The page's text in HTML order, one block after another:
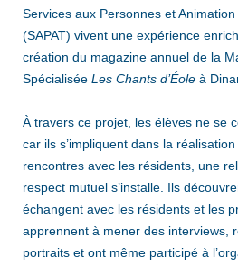
Services aux Personnes et
(SAPAT) vivent une expérience
création du magazine annuel de la
Spécialisée Les Chants d’Éole à
À travers ce projet, les élèves ne se
car ils s’impliquent dans la
rencontres avec les résidents, une
respect mutuel s’installe. Ils
échangent avec les résidents et les
apprennent à mener des interviews,
portraits et ont même participé à